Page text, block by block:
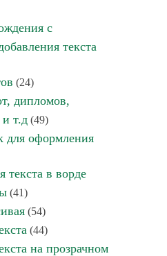
с
текста
(24)
дипломов,
и т.д(49)
оформления
текста в ворде
(41)
(54)
(44)
на прозрачном